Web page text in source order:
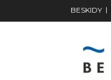
BESKIDY |